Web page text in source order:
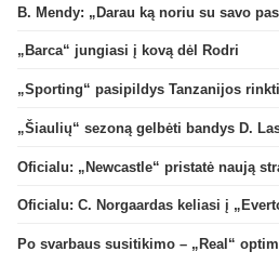
„Barca“ jungiasi į kovą dėl Rodri
„Sporting“ pasipildys Tanzanijos
„Šiaulių“ sezoną gelbėti bandys D.
Oficialu: „Newcastle“ pristatė naują
Oficialu: C. Norgaardas keliasi į